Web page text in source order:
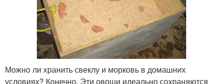
Можно ли хранить свеклу и морковь в домашних
условиях? Конечно. Эти овощи идеально сохраняются